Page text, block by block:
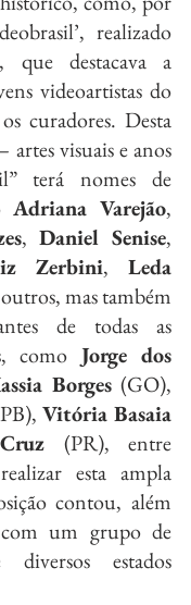
realizado
que destacava a
videoartistas do
curadores. Desta
artes visuais e anos
terá nomes de
Adriana Varejão
, Daniel Senise
Zerbini, Leda
mas também
de todas as
como Jorge dos
Borges
Vitória Basaia
(PR), entre
esta ampla
contou, além
um grupo de
diversos estados